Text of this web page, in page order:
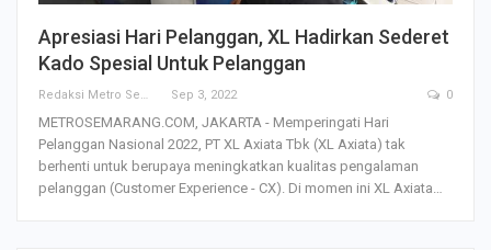
Apresiasi Hari Pelanggan, XL Hadirkan Sederet
Kado Spesial Untuk Pelanggan
Redaksi Metro Semarang Sep 3, 2022 0
METROSEMARANG.COM, JAKARTA - Memperingati Hari
Pelanggan Nasional 2022, PT XL Axiata Tbk (XL Axiata) tak
berhenti untuk berupaya meningkatkan kualitas pengalaman
pelanggan (Customer Experience - CX). Di momen ini XL Axiata…